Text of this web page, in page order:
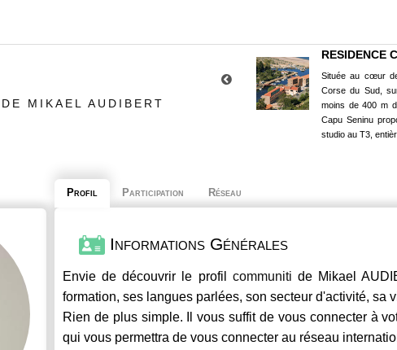
MIKAEL AUDIBERT
RESIDENCE
Située au cœur
Corse du Sud,
moins de 400 m
Capu Seninu
studio au T3,
Profil Participation Réseau
Informations Générales
Envie de découvrir le profil communiti de Mikael
formation, ses langues parlées, son secteur d'activité, sa
Rien de plus simple. Il vous suffit de vous connecter à
qui vous permettra de vous connecter au réseau